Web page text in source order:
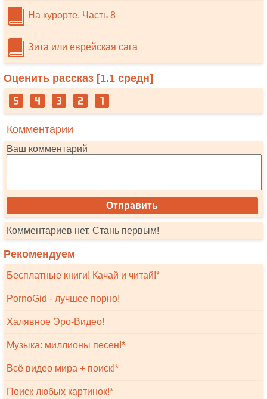
На курорте. Часть 8
Зита или еврейская сага
Оценить рассказ [1.1 средн]
Комментарии
Ваш комментарий
Комментариев нет. Стань первым!
Рекомендуем
Бесплатные книги! Качай и читай!*
PornoGid - лучшее порно!
Халявное Эро-Видео!
Музыка: миллионы песен!*
Всё видео мира + поиск!*
Поиск любых картинок!*